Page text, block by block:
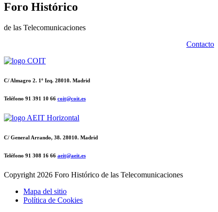
Foro Histórico
de las Telecomunicaciones
Contacto
C/ Almagro 2. 1º Izq. 28010. Madrid
Teléfono 91 391 10 66 coit@coit.es
C/ General Arrando, 38. 28010. Madrid
Teléfono 91 308 16 66 aeit@aeit.es
Copyright 2026 Foro Histórico de las Telecomunicaciones
Mapa del sitio
Política de Cookies